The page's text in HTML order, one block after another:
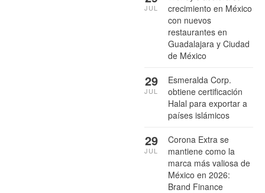
crecimiento en México
con nuevos
restaurantes en
Guadalajara y Ciudad
de México
JUL
Esmeralda Corp.
obtiene certificación
Halal para exportar a
países islámicos
29
JUL
Corona Extra se
mantiene como la
marca más valiosa de
México en 2026:
Brand Finance
29
JUL